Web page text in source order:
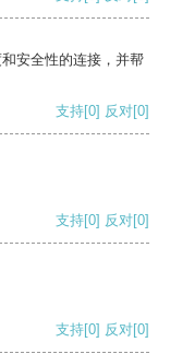
安全性的连接，并帮
支持[0] 反对[0]
支持[0] 反对[0]
支持[0] 反对[0]